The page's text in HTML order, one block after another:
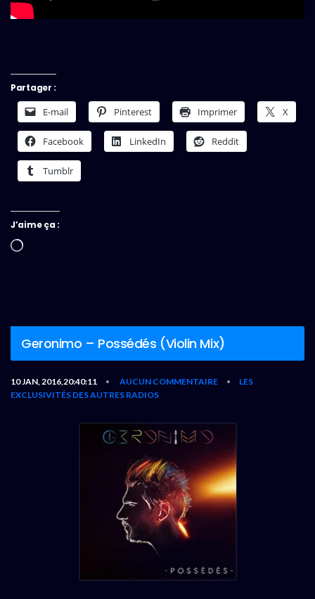
Partager :
E-mail Pinterest Imprimer X
Facebook LinkedIn Reddit
Tumblr
J’aime ça :
Chargement…
Geronimo – Possédés (Violin Mix)
10 JAN, 2016,20:40:11 • AUCUN COMMENTAIRE •
LES
EXCLUSIVITÉS DES AUTRES RADIOS